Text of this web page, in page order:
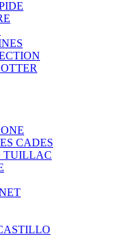
CADES
TUILLAC